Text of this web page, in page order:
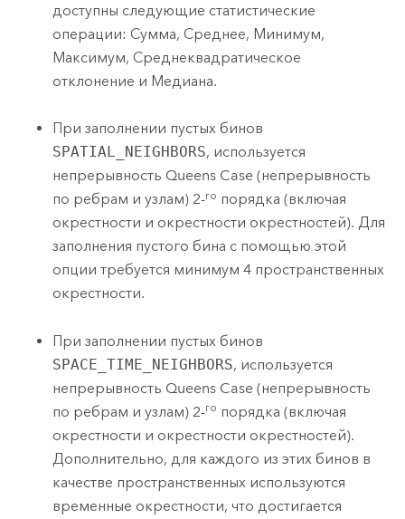
доступны следующие статистические
операции: Сумма, Среднее, Минимум,
Максимум, Среднеквадратическое
отклонение и Медиана.
При заполнении пустых бинов
SPATIAL_NEIGHBORS, используется
непрерывность Queens Case (непрерывность
по ребрам и узлам) 2-го порядка (включая
окрестности и окрестности окрестностей). Для
заполнения пустого бина с помощью этой
опции требуется минимум 4 пространственных
окрестности.
При заполнении пустых бинов
SPACE_TIME_NEIGHBORS, используется
непрерывность Queens Case (непрерывность
по ребрам и узлам) 2-го порядка (включая
окрестности и окрестности окрестностей).
Дополнительно, для каждого из этих бинов в
качестве пространственных используются
временные окрестности, что достигается